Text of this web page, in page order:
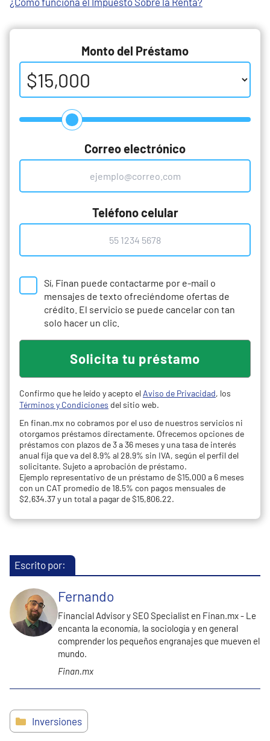
Monto del Préstamo
Correo electrónico
Teléfono celular
Sí, Finan puede contactarme por e-mail o
mensajes de texto ofreciéndome ofertas de
crédito. El servicio se puede cancelar con tan
solo hacer un clic.
Confirmo que he leído y acepto el Aviso de Privacidad, los
Términos y Condiciones del sitio web.
En finan.mx no cobramos por el uso de nuestros servicios ni
otorgamos préstamos directamente. Ofrecemos opciones de
préstamos con plazos de 3 a 36 meses y una tasa de interés
anual fija que va del 8.9% al 28.9% sin IVA, según el perfil del
solicitante. Sujeto a aprobación de préstamo.
Ejemplo representativo de un préstamo de $15,000 a 6 meses
con un CAT promedio de 18.5% con pagos mensuales de
$2,634.37 y un total a pagar de $15,806.22.
Escrito por:
Fernando
Financial Advisor y SEO Specialist en Finan.mx - Le
encanta la economía, la sociología y en general
comprender los pequeños engranajes que mueven el
mundo.
Finan.mx
Categorías
Inversiones